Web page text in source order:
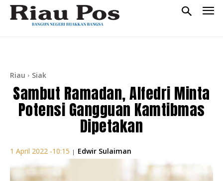
Riau Siak
Sambut Ramadan, Alfedri Minta
Potensi Gangguan Kamtibmas
Dipetakan
1 April 2022 -10:15 | Edwir Sulaiman